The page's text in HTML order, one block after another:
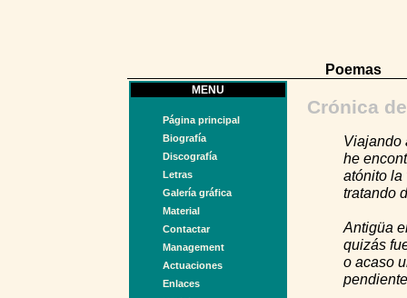
Poemas
MENU
Página principal
Biografía
Discografía
Letras
Galería gráfica
Material
Contactar
Management
Actuaciones
Enlaces
Crónica
Viajando
he
atónito la
tratando
Antigüa
quizás
o acaso